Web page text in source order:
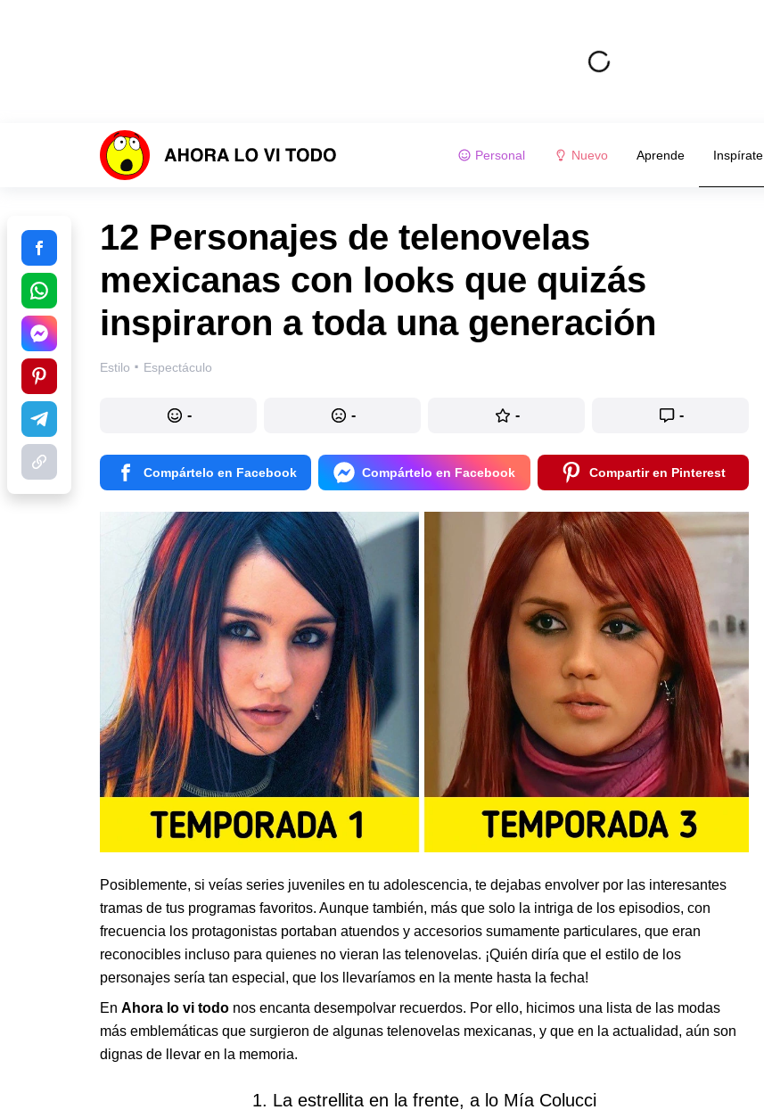
Personal Nuevo Aprende Inspírate
12 Personajes de telenovelas
mexicanas con looks que quizás
inspiraron a toda una generación
Estilo · Espectáculo
- - - -
Compártelo en Facebook Compártelo en Facebook Compartir en Pinterest
Posiblemente, si veías series juveniles en tu adolescencia, te dejabas envolver por las interesantes
tramas de tus programas favoritos. Aunque también, más que solo la intriga de los episodios, con
frecuencia los protagonistas portaban atuendos y accesorios sumamente particulares, que eran
reconocibles incluso para quienes no vieran las telenovelas. ¡Quién diría que el estilo de los
personajes sería tan especial, que los llevaríamos en la mente hasta la fecha!
En Ahora lo vi todo nos encanta desempolvar recuerdos. Por ello, hicimos una lista de las modas
más emblemáticas que surgieron de algunas telenovelas mexicanas, y que en la actualidad, aún son
dignas de llevar en la memoria.
1. La estrellita en la frente, a lo Mía Colucci